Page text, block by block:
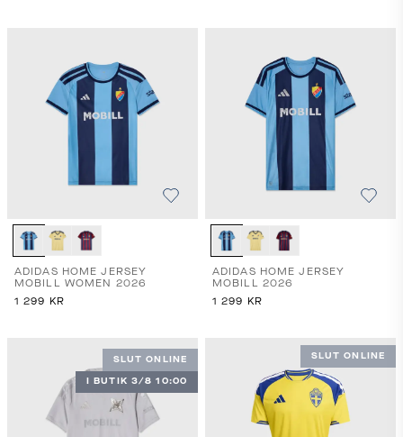
ADIDAS HOME JERSEY
MOBILL WOMEN 2026
1 299 KR
ADIDAS HOME JERSEY
MOBILL 2026
1 299 KR
SLUT ONLINE
I BUTIK 3/8 10:00
SLUT ONLINE